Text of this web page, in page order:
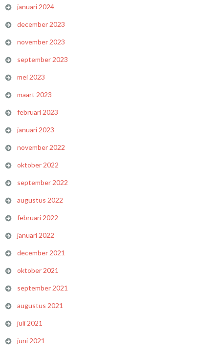
januari 2024
december 2023
november 2023
september 2023
mei 2023
maart 2023
februari 2023
januari 2023
november 2022
oktober 2022
september 2022
augustus 2022
februari 2022
januari 2022
december 2021
oktober 2021
september 2021
augustus 2021
juli 2021
juni 2021